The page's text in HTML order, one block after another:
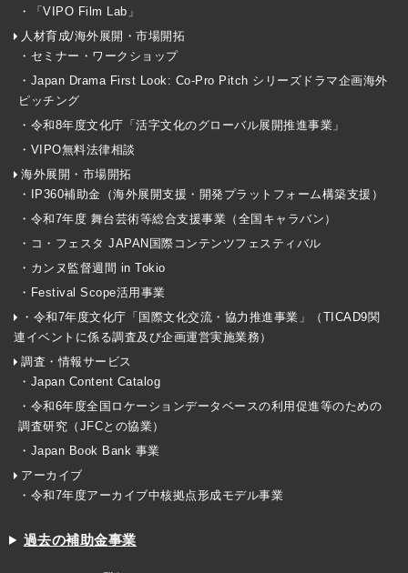
・「VIPO Film Lab」
人材育成/海外展開・市場開拓
・セミナー・ワークショップ
・Japan Drama First Look: Co-Pro Pitch シリーズドラマ企画海外
ピッチング
・令和8年度文化庁「活字文化のグローバル展開推進事業」
・VIPO無料法律相談
海外展開・市場開拓
・IP360補助金（海外展開支援・開発プラットフォーム構築支援）
・令和7年度 舞台芸術等総合支援事業（全国キャラバン）
・コ・フェスタ JAPAN国際コンテンツフェスティバル
・カンヌ監督週間 in Tokio
・Festival Scope活用事業
・令和7年度文化庁「国際文化交流・協力推進事業」（TICAD9関
連イベントに係る調査及び企画運営実施業務）
調査・情報サービス
・Japan Content Catalog
・令和6年度全国ロケーションデータベースの利用促進等のための
調査研究（JFCとの協業）
・Japan Book Bank 事業
アーカイブ
・令和7年度アーカイブ中核拠点形成モデル事業
過去の補助金事業